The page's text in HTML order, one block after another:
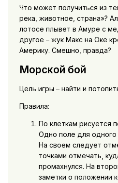
Что может получиться из
река, животное, страна»?
лотосе плывет в Амуре с
другое – жук Макс на Оке
Америку. Смешно, правда?
Морской бой
Цель игры – найти и
Правила:
По клеткам рисуется
Одно поле для одного
На своем следует
точками отмечать,
промахнулся. На
заметки о положении